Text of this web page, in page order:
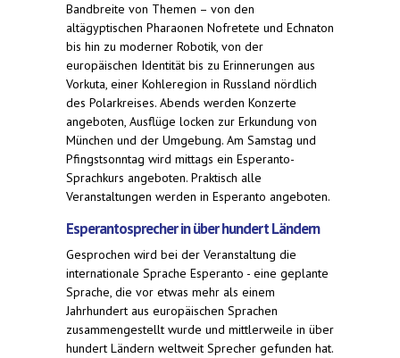
Bandbreite von Themen – von den
altägyptischen Pharaonen Nofretete und Echnaton
bis hin zu moderner Robotik, von der
europäischen Identität bis zu Erinnerungen aus
Vorkuta, einer Kohleregion in Russland nördlich
des Polarkreises. Abends werden Konzerte
angeboten, Ausflüge locken zur Erkundung von
München und der Umgebung. Am Samstag und
Pfingstsonntag wird mittags ein Esperanto-
Sprachkurs angeboten. Praktisch alle
Veranstaltungen werden in Esperanto angeboten.
Esperantosprecher in über hundert Ländern
Gesprochen wird bei der Veranstaltung die
internationale Sprache Esperanto - eine geplante
Sprache, die vor etwas mehr als einem
Jahrhundert aus europäischen Sprachen
zusammengestellt wurde und mittlerweile in über
hundert Ländern weltweit Sprecher gefunden hat.